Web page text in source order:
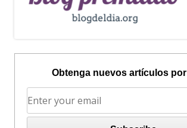
Obtenga nuevos artículos